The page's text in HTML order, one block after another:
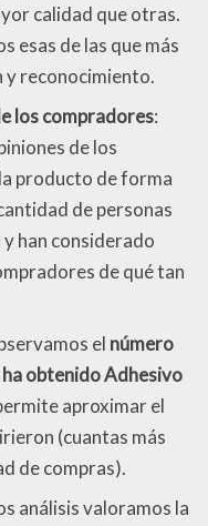
calidad que otras.
esas de las que más
y reconocimiento.
los compradores:
de los
producto de forma
de personas
han considerado
de qué tan
el número
obtenido Adhesivo
aproximar el
(cuantas más
de compras).
análisis valoramos la